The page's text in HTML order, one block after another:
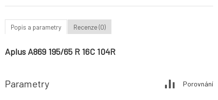
Popis a parametry Recenze (0)
Aplus A869 195/65 R 16C 104R
Parametry Porovnání